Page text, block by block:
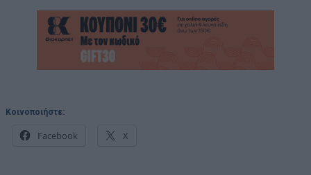
Κοινοποιήστε:
Facebook X